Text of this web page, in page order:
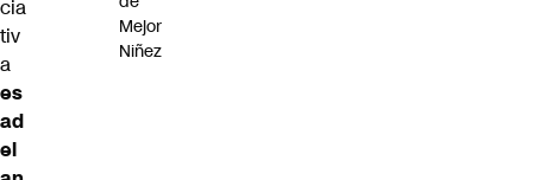
cia
tiv
a
es
ad
el
Mejor
Niñez